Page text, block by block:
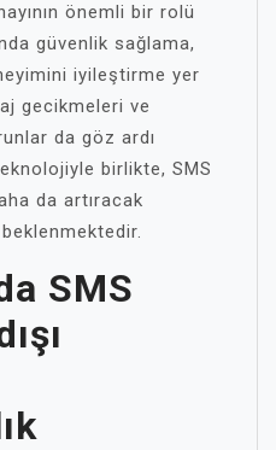
önemli bir rolü
güvenlik sağlama,
iyileştirme yer
gecikmeleri ve
da göz ardı
birlikte, SMS
da artıracak
SMS